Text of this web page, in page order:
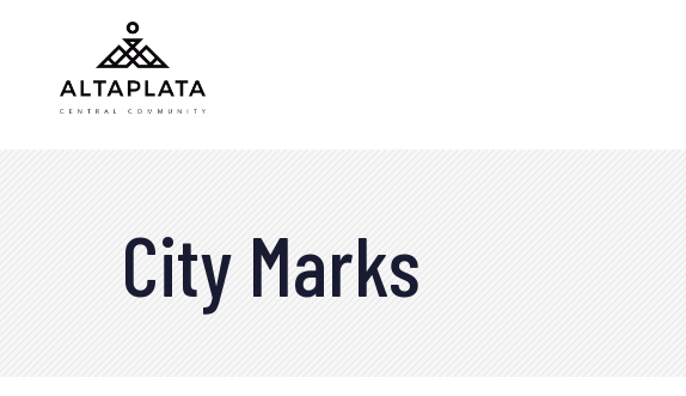
City Marks